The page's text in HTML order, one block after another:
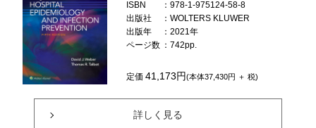
ISBN
：978-1-975124-58-8
出版社
：WOLTERS KLUWER
出版年
：2021年
ページ数 ：742pp.
定価41,173円(本体37,430円 ＋ 税)
詳しく見る